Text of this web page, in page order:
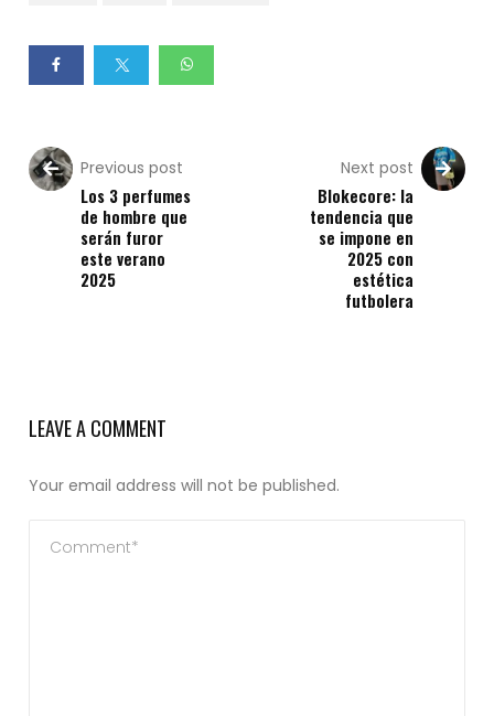
Previous post
Los 3 perfumes
de hombre que
serán furor
este verano
2025
Next post
Blokecore: la
tendencia que
se impone en
2025 con
estética
futbolera
LEAVE A COMMENT
Your email address will not be published.